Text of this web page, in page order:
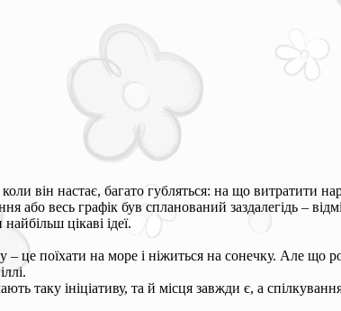
він настає, багато губляться: на що витратити
або весь графік був спланований заздалегідь –
цікаві ідеї.
це поїхати на море і ніжиться на сонечку. Але що
таку ініціативу, та й місця завжди є, а